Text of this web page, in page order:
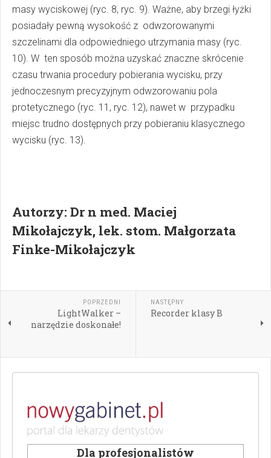
masy wyciskowej (ryc. 8, ryc. 9). Ważne, aby brzegi łyżki
posiadały pewną wysokość z odwzorowanymi
szczelinami dla odpowiedniego utrzymania masy (ryc.
10). W ten sposób można uzyskać znaczne skrócenie
czasu trwania procedury pobierania wycisku, przy
jednoczesnym precyzyjnym odwzorowaniu pola
protetycznego (ryc. 11, ryc. 12), nawet w przypadku
miejsc trudno dostępnych przy pobieraniu klasycznego
wycisku (ryc. 13).
Autorzy: Dr n med. Maciej
Mikołajczyk, lek. stom. Małgorzata
Finke-Mikołajczyk
POPRZEDNI
LightWalker –
narzędzie doskonałe!
NASTĘPNY
Recorder klasy B
Dla profesjonalistów